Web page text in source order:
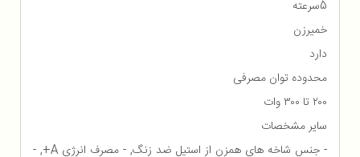
5سرعته
خمیرزن
دارد
محدوده توان مصرفی
۲۰۰ تا ۳۰۰ وات
سایر مشخصات
- جنس شاخه های همزن از استیل ضد زنگ, - مصرف انرژی A+, -